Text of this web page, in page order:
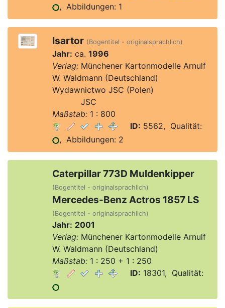
, Abbildungen: 1
Isartor (Bogentitel - originalsprachlich)
Jahr: ca. 1996
Verlag:Münchener Kartonmodelle Arnulf
W. Waldmann (Deutschland)
Wydawnictwo JSC (Polen)
JSC
Maßstab:1 : 800
ID: 5562, Qualität:
, Abbildungen: 2
Caterpillar 773D Muldenkipper
(Bogentitel - originalsprachlich)
Mercedes-Benz Actros 1857 LS
(Bogentitel - originalsprachlich)
Jahr: 2001
Verlag:Münchener Kartonmodelle Arnulf
W. Waldmann (Deutschland)
Maßstab:1 : 250 + 1 : 250
ID: 18301, Qualität: